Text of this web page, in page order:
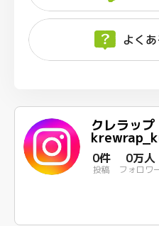
よく
クレラップ
0件
投稿
0万人
フォロワ